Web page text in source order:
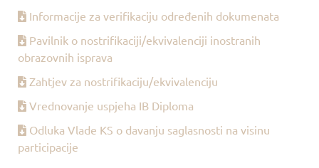
Informacije za verifikaciju određenih dokumenata
Pavilnik o nostrifikaciji/ekvivalenciji inostranih
obrazovnih isprava
Zahtjev za nostrifikaciju/ekvivalenciju
Vrednovanje uspjeha IB Diploma
Odluka Vlade KS o davanju saglasnosti na visinu
participacije